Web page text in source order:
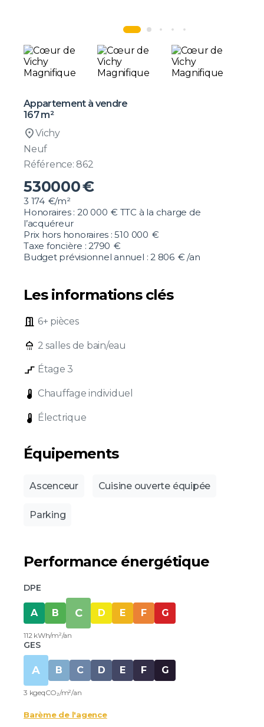
Appartement à vendre
167 m²
location_onVichy
Neuf
Référence: 862
530000€
3 174 €/m²
Honoraires : 20 000 € TTC à la charge de
l’acquéreur
Prix hors honoraires : 510 000 €
Taxe foncière : 2790 €
Budget prévisionnel annuel : 2 806 € /an
Les informations clés
door_open 6+ pièces
shower 2 salles de bain/eau
stairs_2 Étage 3
device_thermostat Chauffage individuel
device_thermostat Électrique
Équipements
Ascenceur Cuisine ouverte équipée
Parking
Performance énergétique
DPE
A B C D E F G
112 kWh/m²/an
GES
A B C D E F G
3 kgeqCO₂/m²/an
Barème de l'agence